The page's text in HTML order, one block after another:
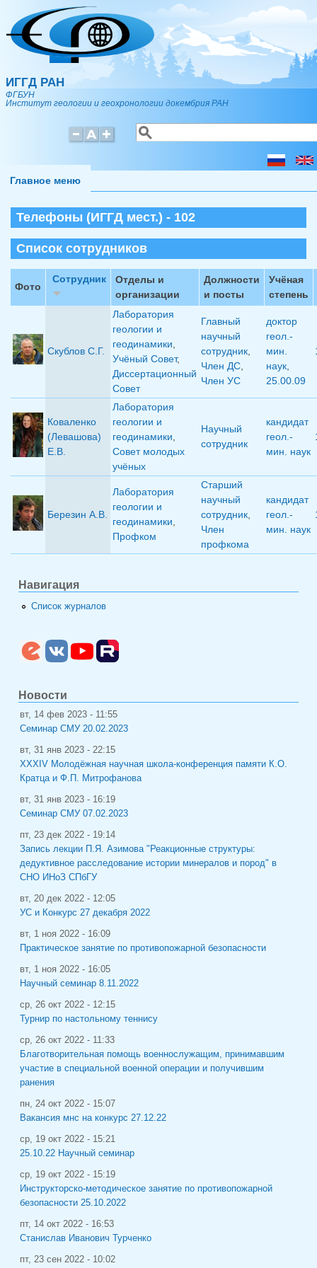
Перейти к основному содержанию
ИГГД РАН
ФГБУН
Институт геологии и геохронологии докембрия РАН
Форма поиска
Поиск
Главное меню
Телефоны (ИГГД мест.) - 102
Список сотрудников
Фото
Сотрудник
Отделы и
организации
Должности
и посты
Учёная
степень
Скублов С.Г.
Лаборатория
геологии и
геодинамики,
Учёный Совет,
Диссертационный
Совет
Главный
научный
сотрудник,
Член ДС,
Член УС
доктор
геол.-
мин.
наук,
25.00.09
Коваленко
(Левашова)
Е.В.
Лаборатория
геологии и
геодинамики,
Совет молодых
учёных
Научный
сотрудник
кандидат
геол.-
мин. наук
Березин А.В.
Лаборатория
геологии и
геодинамики,
Профком
Старший
научный
сотрудник,
Член
профкома
кандидат
геол.-
мин. наук
Навигация
Список журналов
Новости
вт, 14 фев 2023 - 11:55
Семинар СМУ 20.02.2023
вт, 31 янв 2023 - 22:15
XXXIV Молодёжная научная школа-конференция памяти К.О.
Кратца и Ф.П. Митрофанова
вт, 31 янв 2023 - 16:19
Семинар СМУ 07.02.2023
пт, 23 дек 2022 - 19:14
Запись лекции П.Я. Азимова "Реакционные структуры:
дедуктивное расследование истории минералов и пород" в
СНО ИНоЗ СПбГУ
вт, 20 дек 2022 - 12:05
УС и Конкурс 27 декабря 2022
вт, 1 ноя 2022 - 16:09
Практическое занятие по противопожарной безопасности
вт, 1 ноя 2022 - 16:05
Научный семинар 8.11.2022
ср, 26 окт 2022 - 12:15
Турнир по настольному теннису
ср, 26 окт 2022 - 11:33
Благотворительная помощь военнослужащим, принимавшим
участие в специальной военной операции и получившим
ранения
пн, 24 окт 2022 - 15:07
Вакансия мнс на конкурс 27.12.22
ср, 19 окт 2022 - 15:21
25.10.22 Научный семинар
ср, 19 окт 2022 - 15:19
Инструкторско-методическое занятие по противопожарной
безопасности 25.10.2022
пт, 14 окт 2022 - 16:53
Станислав Иванович Турченко
пт, 23 сен 2022 - 10:02